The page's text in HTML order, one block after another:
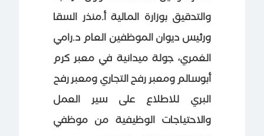
والتدقيق بوزارة المالية أ.منذر السقا
ورئيس ديوان الموظفين العام د.رامي
الغمري، جولة ميدانية في معبر كرم
أبوسالم ومعبر رفح التجاري ومعبر رفح
البري للاطلاع على سير العمل
والاحتياجات الوظيفية من موظفي